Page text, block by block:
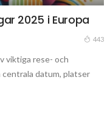
2025 i Europa
443
viktiga rese- och
datum, platser